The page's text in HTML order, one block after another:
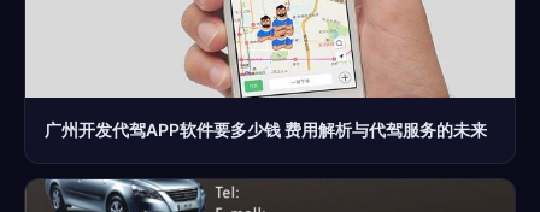
广州开发代驾APP软件要多少钱 费用解析与代驾服务的未来